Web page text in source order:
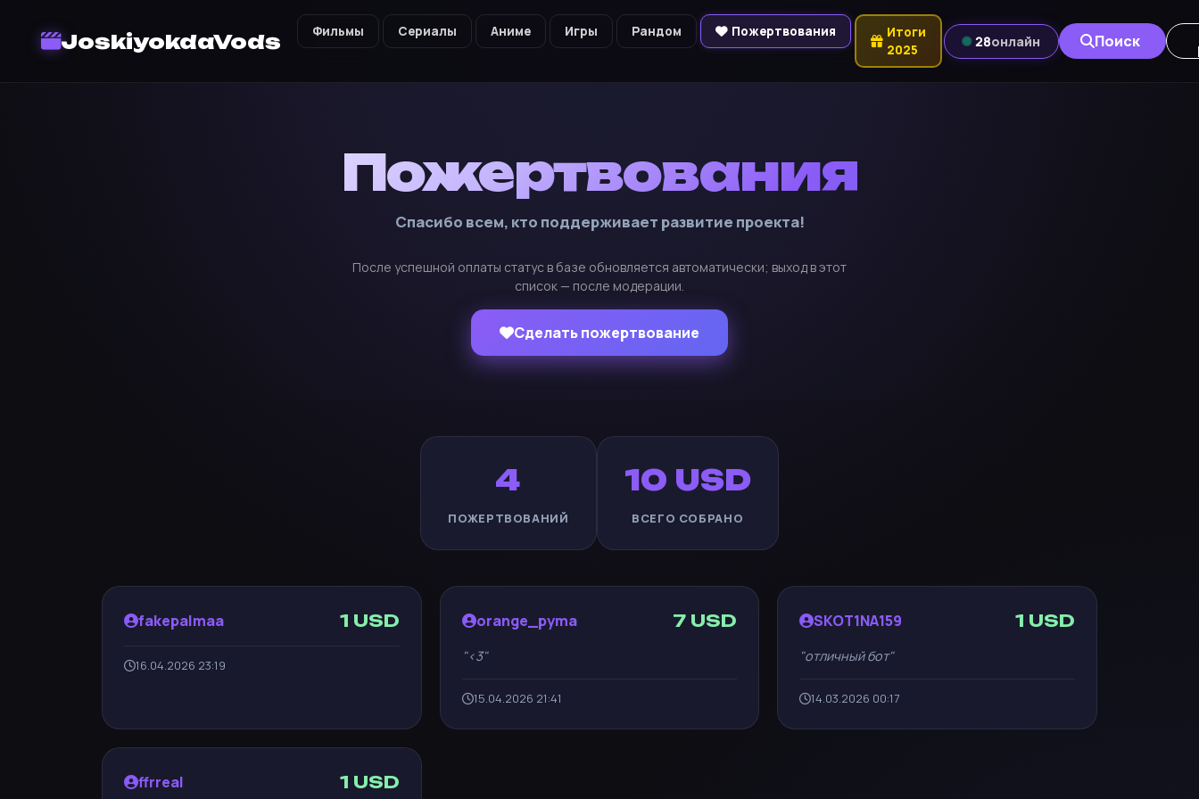
JoskiyokdaVods Фильмы Сериалы Аниме Игры Рандом Пожертвования
Итоги
2025
28онлайн Поиск
Пожертвования
Спасибо всем, кто поддерживает развитие проекта!
После успешной оплаты статус в базе обновляется автоматически; выход в этот
список — после модерации.
Сделать пожертвование
4
ПОЖЕРТВОВАНИЙ
10 USD
ВСЕГО СОБРАНО
fakepalmaa 1 USD
16.04.2026 23:19
orange_pyma 7 USD
<3
15.04.2026 21:41
SKOT1NA159 1 USD
отличный бот
14.03.2026 00:17
ffrreal 1 USD